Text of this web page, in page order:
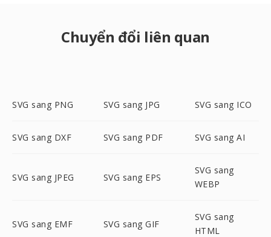
Chuyển đổi liên quan
SVG sang PNG SVG sang JPG SVG sang ICO
SVG sang DXF SVG sang PDF SVG sang AI
SVG sang JPEG SVG sang EPS
SVG sang
WEBP
SVG sang EMF SVG sang GIF
SVG sang
HTML